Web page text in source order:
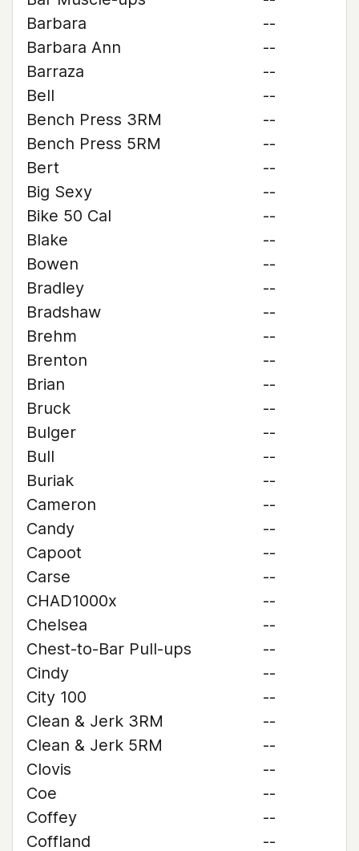
Barbara
--
Barbara Ann
--
Barraza
--
Bell
--
Bench Press 3RM
--
Bench Press 5RM
--
Bert
--
Big Sexy
--
Bike 50 Cal
--
Blake
--
Bowen
--
Bradley
--
Bradshaw
--
Brehm
--
Brenton
--
Brian
--
Bruck
--
Bulger
--
Bull
--
Buriak
--
Cameron
--
Candy
--
Capoot
--
Carse
--
CHAD1000x
--
Chelsea
--
Chest-to-Bar Pull-ups
--
Cindy
--
City 100
--
Clean & Jerk 3RM
--
Clean & Jerk 5RM
--
Clovis
--
Coe
--
Coffey
--
Coffland
--